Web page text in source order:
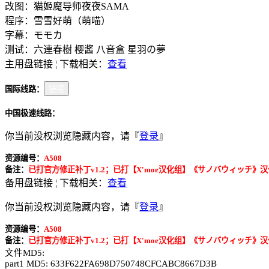
改图：猫姬魔导师夜夜SAMA
程序：雪雪好萌（萌喵）
字幕：モモカ
测试：六連春樹 樱酱 八音盒 星羽の夢
主用盘链接 ¦ 下载相关： 查看
国际线路：
中国极速线路：
你当前没权浏览隐藏内容，请『登录 』
资源编号： A508
备注：
已打官方修正补丁v1.2；已打【X'moe汉化组】《サノバウィッチ》
备用盘链接 ¦ 下载相关： 查看
你当前没权浏览隐藏内容，请『登录 』
资源编号： A508
备注：
已打官方修正补丁v1.2；已打【X'moe汉化组】《サノバウィッチ》
文件MD5:
part1 MD5: 633F622FA698D750748CFCABC8667D3B